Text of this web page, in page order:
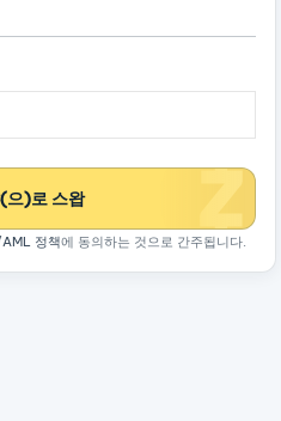
으)로 스왑
정책에 동의하는 것으로 간주됩니다.